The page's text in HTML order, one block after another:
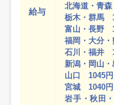
給与
北海道・青
栃木・群馬
富山・長野
福岡・大分
石川・福井
新潟・岡山
山口 1045円
宮城 1040円
岩手・秋田